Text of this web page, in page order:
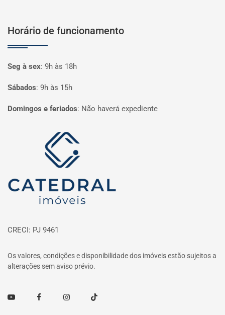
Horário de funcionamento
Seg à sex: 9h às 18h
Sábados: 9h às 15h
Domingos e feriados: Não haverá expediente
Página inicial
CRECI: PJ 9461
Os valores, condições e disponibilidade dos imóveis estão sujeitos a
alterações sem aviso prévio.
Youtube FacebookInstagramTikTok